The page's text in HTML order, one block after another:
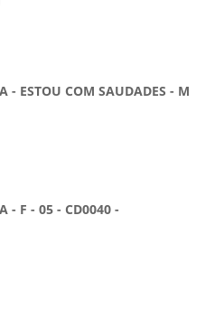
ESTOU COM SAUDADES - M
F - 05 - CD0040 -